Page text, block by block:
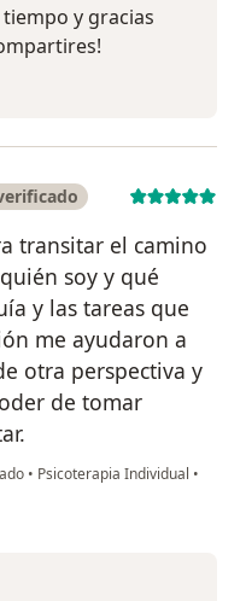
y gracias
transitar el camino
soy y qué
y las tareas que
me ayudaron a
otra perspectiva y
de tomar
• Psicoterapia Individual •